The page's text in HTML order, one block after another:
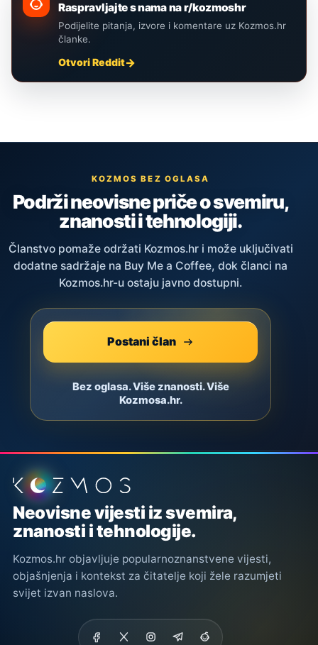
Raspravljajte s nama na r/kozmoshr
Podijelite pitanja, izvore i komentare uz Kozmos.hr
članke.
Otvori Reddit
KOZMOS BEZ OGLASA
Podrži neovisne priče o svemiru,
znanosti i tehnologiji.
Članstvo pomaže održati Kozmos.hr i može uključivati
dodatne sadržaje na Buy Me a Coffee, dok članci na
Kozmos.hr-u ostaju javno dostupni.
Postani član
Bez oglasa. Više znanosti. Više
Kozmosa.hr.
Podnožje stranice
Neovisne vijesti iz svemira,
znanosti i tehnologije.
Kozmos.hr objavljuje popularnoznanstvene vijesti,
objašnjenja i kontekst za čitatelje koji žele razumjeti
svijet izvan naslova.